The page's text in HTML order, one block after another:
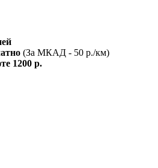
(За МКАД - 50 р./км)
1200 р.